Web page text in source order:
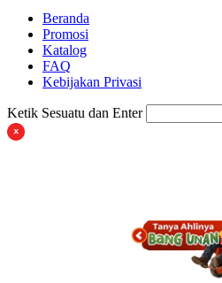
Beranda
Promosi
Katalog
FAQ
Kebijakan Privasi
Ketik Sesuatu dan Enter